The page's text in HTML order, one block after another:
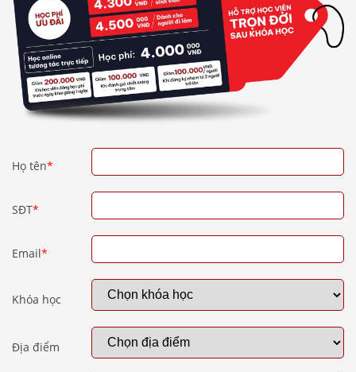
Họ tên*
SĐT*
Email*
Khóa học
Địa điểm